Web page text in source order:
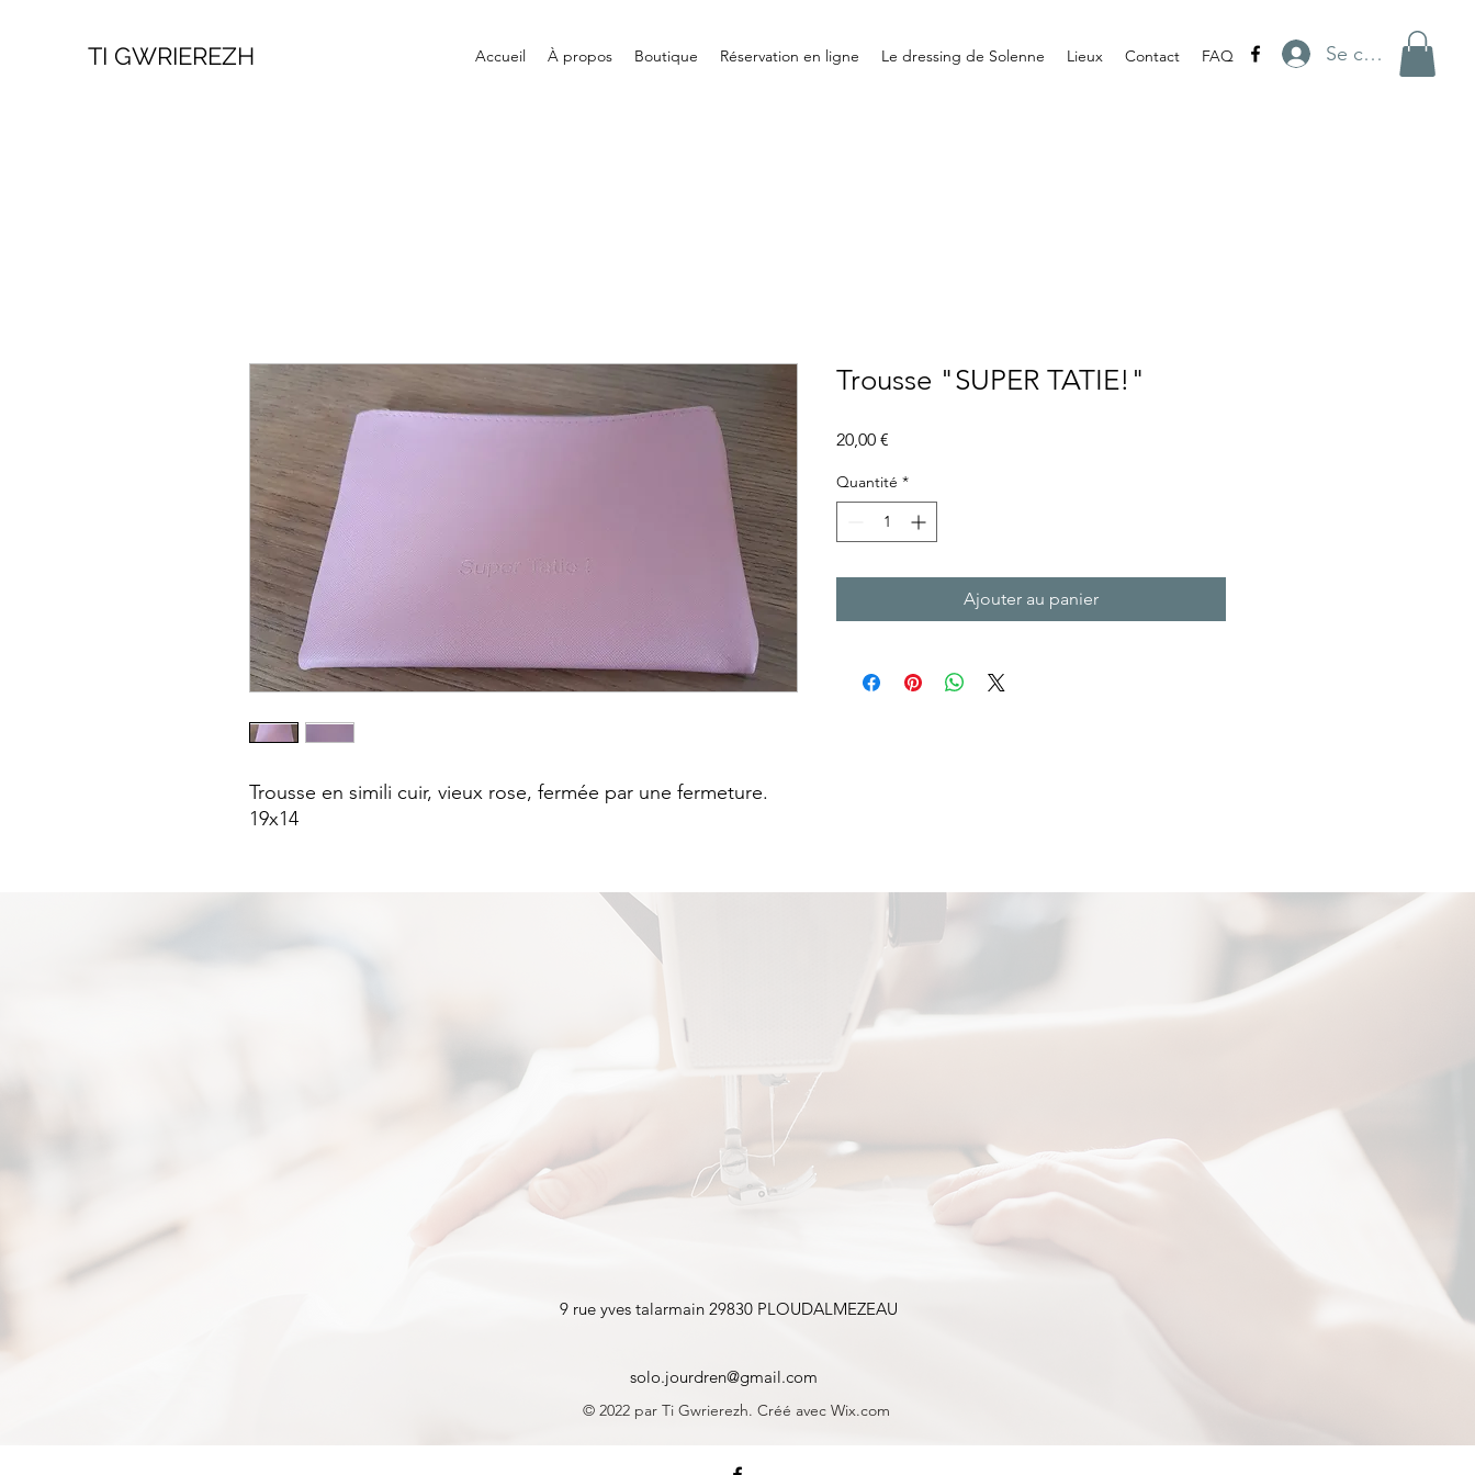
TI GWRIEREZH Accueil À propos Boutique Réservation en ligne Le dressing de Solenne Lieux Contact FAQ Se connecter
Trousse en simili cuir, vieux rose, fermée par une fermeture.
19x14
Trousse "SUPER TATIE!"
20,00 €
Quantité *
Ajouter au panier
© 2022 par Ti Gwrierezh. Créé avec Wix.com
9 rue yves talarmain 29830 PLOUDALMEZEAU
solo.jourdren@gmail.com